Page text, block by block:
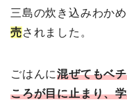
三島の炊き込みわかめ
売されました。
ごはんに混ぜてもベ
ころが目に止まり、